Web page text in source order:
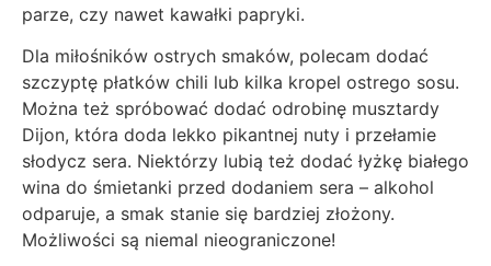
parze, czy nawet kawałki papryki.
Dla miłośników ostrych smaków, polecam dodać
szczyptę płatków chili lub kilka kropel ostrego sosu.
Można też spróbować dodać odrobinę musztardy
Dijon, która doda lekko pikantnej nuty i przełamie
słodycz sera. Niektórzy lubią też dodać łyżkę białego
wina do śmietanki przed dodaniem sera – alkohol
odparuje, a smak stanie się bardziej złożony.
Możliwości są niemal nieograniczone!